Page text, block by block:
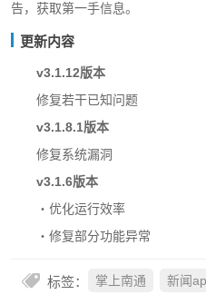
告，获取第一手信息。
更新内容
v3.1.12版本
修复若干已知问题
v3.1.8.1版本
修复系统漏洞
v3.1.6版本
・优化运行效率
・修复部分功能异常
标签： 掌上南通 新闻